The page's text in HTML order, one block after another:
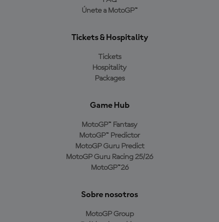
Únete a MotoGP™
Tickets & Hospitality
Tickets
Hospitality
Packages
Game Hub
MotoGP™ Fantasy
MotoGP™ Predictor
MotoGP Guru Predict
MotoGP Guru Racing 25/26
MotoGP™26
Sobre nosotros
MotoGP Group